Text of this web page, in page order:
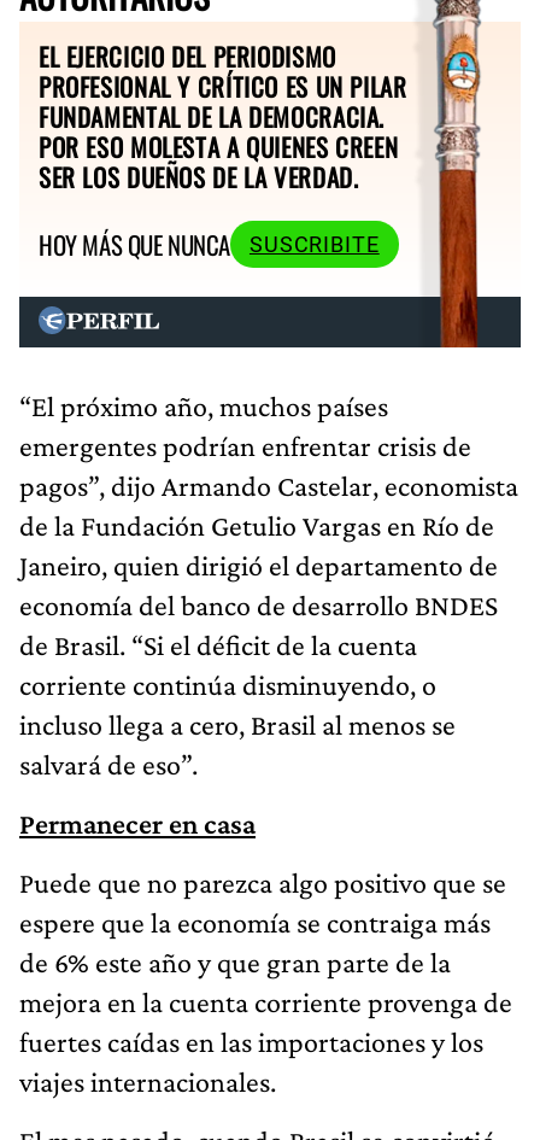
EL EJERCICIO DEL PERIODISMO
PROFESIONAL Y CRÍTICO ES UN PILAR
FUNDAMENTAL DE LA DEMOCRACIA.
POR ESO MOLESTA A QUIENES CREEN
SER LOS DUEÑOS DE LA VERDAD.
HOY MÁS QUE NUNCA
SUSCRIBITE
“El próximo año, muchos países
emergentes podrían enfrentar crisis de
pagos”, dijo Armando Castelar, economista
de la Fundación Getulio Vargas en Río de
Janeiro, quien dirigió el departamento de
economía del banco de desarrollo BNDES
de Brasil. “Si el déficit de la cuenta
corriente continúa disminuyendo, o
incluso llega a cero, Brasil al menos se
salvará de eso”.
Permanecer en casa
Puede que no parezca algo positivo que se
espere que la economía se contraiga más
de 6% este año y que gran parte de la
mejora en la cuenta corriente provenga de
fuertes caídas en las importaciones y los
viajes internacionales.